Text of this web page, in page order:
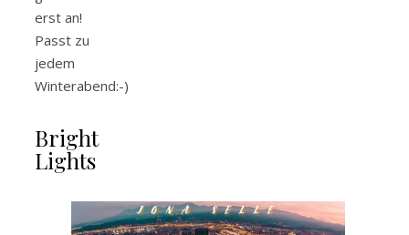
erst an!
Passt zu
jedem
Winterabend:-)
Bright
Lights